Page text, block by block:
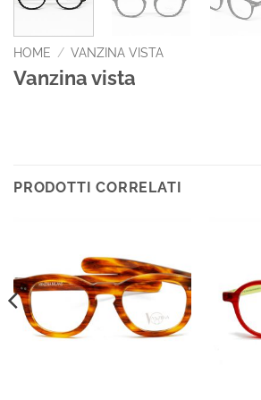
HOME / VANZINA VISTA
Vanzina vista
PRODOTTI CORRELATI